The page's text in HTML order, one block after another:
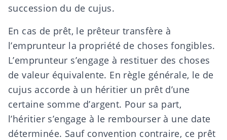
succession du de cujus.
En cas de prêt, le prêteur transfère à
l’emprunteur la propriété de choses fongibles.
L’emprunteur s’engage à restituer des choses
de valeur équivalente. En règle générale, le de
cujus accorde à un héritier un prêt d’une
certaine somme d’argent. Pour sa part,
l’héritier s’engage à le rembourser à une date
déterminée. Sauf convention contraire, ce prêt